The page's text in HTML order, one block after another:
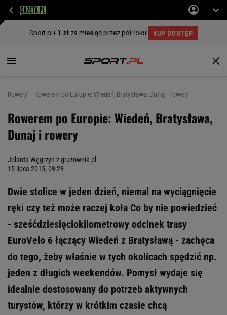
Rowery Rowerem po Europie: Wiedeń, Bratysława, Dunaj i rowery
Rowerem po Europie: Wiedeń, Bratysława,
Dunaj i rowery
Jolanta Węgrzyn z gruzownik.pl
15 lipca 2015, 09:23
Dwie stolice w jeden dzień, niemal na wyciągnięcie
ręki czy też może raczej koła Co by nie powiedzieć
- sześćdziesięciokilometrowy odcinek trasy
EuroVelo 6 łączący Wiedeń z Bratysławą - zachęca
do tego, żeby właśnie w tych okolicach spędzić np.
jeden z długich weekendów. Pomysł wydaje się
idealnie dostosowany do potrzeb aktywnych
turystów, którzy w krótkim czasie chcą